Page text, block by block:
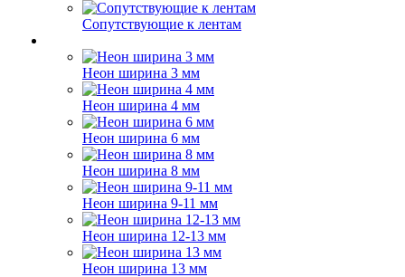
Сопутствующие к лентам
Неон ширина 3 мм
Неон ширина 4 мм
Неон ширина 6 мм
Неон ширина 8 мм
Неон ширина 9-11 мм
Неон ширина 12-13 мм
Неон ширина 13 мм